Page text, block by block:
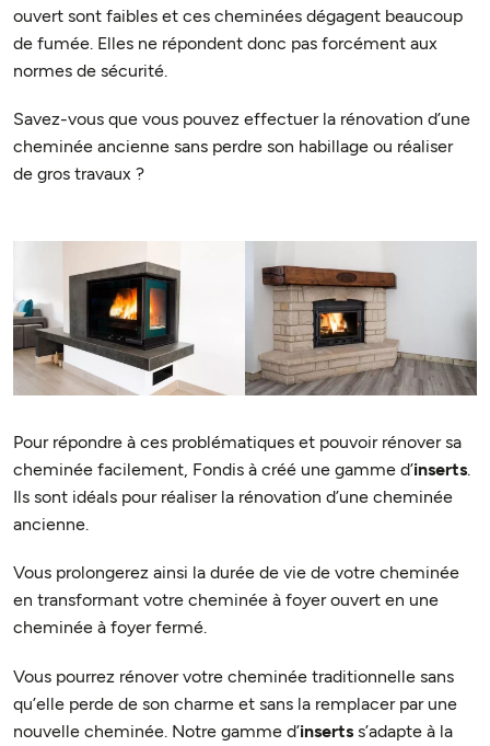
ouvert sont faibles et ces cheminées dégagent beaucoup
de fumée. Elles ne répondent donc pas forcément aux
normes de sécurité.
Savez-vous que vous pouvez effectuer la rénovation d’une
cheminée ancienne sans perdre son habillage ou réaliser
de gros travaux ?
Pour répondre à ces problématiques et pouvoir rénover sa
cheminée facilement, Fondis à créé une gamme d’inserts.
Ils sont idéals pour réaliser la rénovation d’une cheminée
ancienne.
Vous prolongerez ainsi la durée de vie de votre cheminée
en transformant votre cheminée à foyer ouvert en une
cheminée à foyer fermé.
Vous pourrez rénover votre cheminée traditionnelle sans
qu’elle perde de son charme et sans la remplacer par une
nouvelle cheminée. Notre gamme d’inserts s’adapte à la